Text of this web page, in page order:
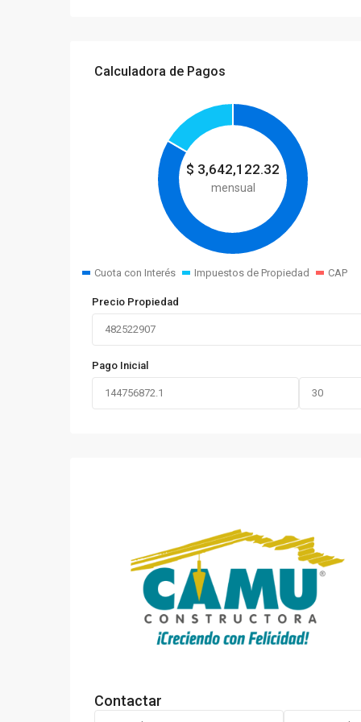
Calculadora de Pagos
$ 3,642,122.32
mensual
Cuota con Interés Impuestos de Propiedad CAP
Precio Propiedad
Pago Inicial
Contactar